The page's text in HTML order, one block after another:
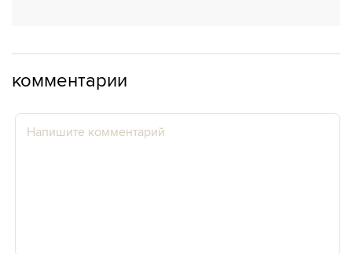
комментарии